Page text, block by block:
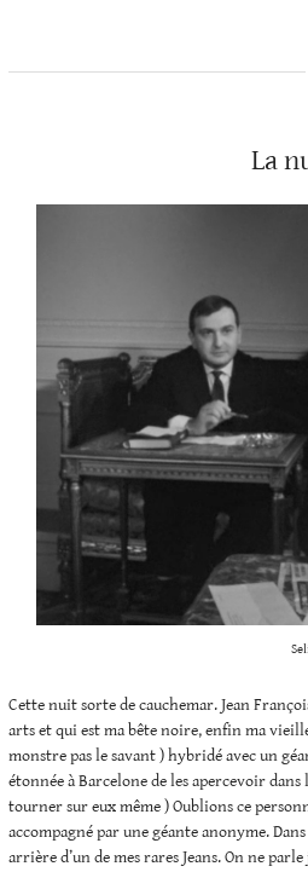
La
Cette nuit sorte de cauchemar. Jean
arts et qui est ma bête noire, enfin ma
monstre pas le savant ) hybridé avec un
étonnée à Barcelone de les apercevoir
tourner sur eux même ) Oublions ce
accompagné par une géante anonyme.
arrière d’un de mes rares Jeans. On ne